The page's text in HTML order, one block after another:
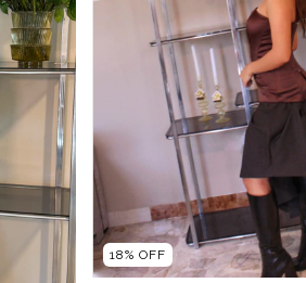
18%OFF